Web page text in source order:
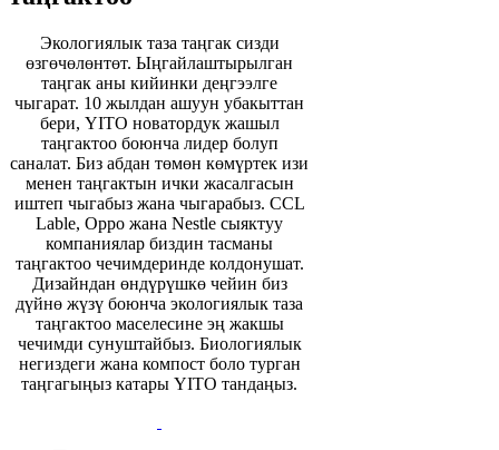
Экологиялык таза таңгак сизди
өзгөчөлөнтөт. Ыңгайлаштырылган
таңгак аны кийинки деңгээлге
чыгарат. 10 жылдан ашуун убакыттан
бери, YITO новатордук жашыл
таңгактоо боюнча лидер болуп
саналат. Биз абдан төмөн көмүртек изи
менен таңгактын ички жасалгасын
иштеп чыгабыз жана чыгарабыз. CCL
Lable, Oppo жана Nestle сыяктуу
компаниялар биздин тасманы
таңгактоо чечимдеринде колдонушат.
Дизайндан өндүрүшкө чейин биз
дүйнө жүзү боюнча экологиялык таза
таңгактоо маселесине эң жакшы
чечимди сунуштайбыз. Биологиялык
негиздеги жана компост боло турган
таңгагыңыз катары YITO тандаңыз.